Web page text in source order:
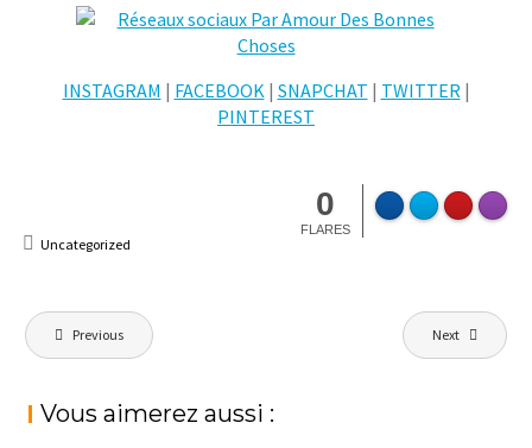
INSTAGRAM | FACEBOOK| SNAPCHAT | TWITTER|
PINTEREST
0
FLARES
Uncategorized
Navigation
de
Previous Next
Vous aimerez aussi :